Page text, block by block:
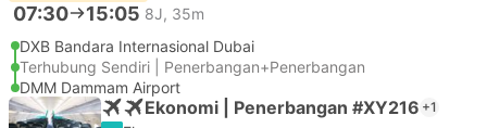
07:30 15:05 8J, 35m
DXB Bandara Internasional Dubai
Terhubung Sendiri | Penerbangan+Penerbangan
DMM Dammam Airport
Ekonomi | Penerbangan #XY216 +1